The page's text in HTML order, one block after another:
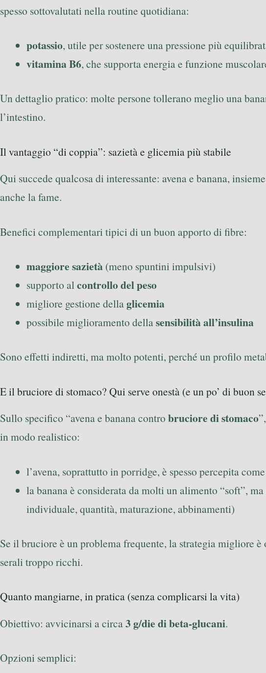
spesso sottovalutati nella routine quotidiana:
potassio, utile per sostenere una pressione più
vitamina B6, che supporta energia e funzione
Un dettaglio pratico: molte persone tollerano meglio una
l’intestino.
Il vantaggio “di coppia”: sazietà e glicemia più stabile
Qui succede qualcosa di interessante: avena e banana,
anche la fame.
Benefici complementari tipici di un buon apporto di fibre:
maggiore sazietà (meno spuntini impulsivi)
supporto alcontrollo del peso
migliore gestione dellaglicemia
possibile miglioramento dellasensibilità all’insulina
Sono effetti indiretti, ma molto potenti, perché un profilo
E il bruciore di stomaco? Qui serve onestà (e un po’ di buon
Sullo specifico “avena e banana contro bruciore di stomaco
in modo realistico:
l’avena, soprattutto in porridge, è spesso percepita come
la banana è considerata da molti un alimento “soft”,
individuale, quantità, maturazione, abbinamenti)
Se il bruciore è un problema frequente, la strategia migliore
serali troppo ricchi.
Quanto mangiarne, in pratica (senza complicarsi la vita)
Obiettivo: avvicinarsi a circa3 g/die di beta-glucani.
Opzioni semplici: